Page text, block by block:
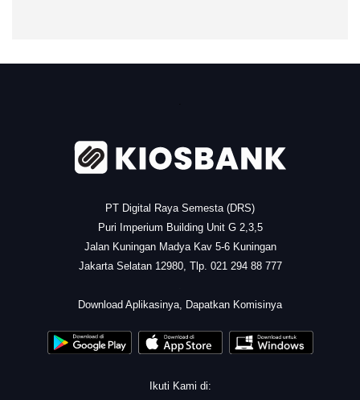
PT Digital Raya Semesta (DRS)
Puri Imperium Building Unit G 2,3,5
Jalan Kuningan Madya Kav 5-6 Kuningan
Jakarta Selatan 12980, Tlp. 021 294 88 777
Download Aplikasinya, Dapatkan Komisinya
Ikuti Kami di: